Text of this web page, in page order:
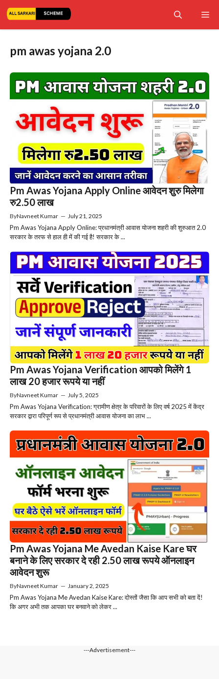
pm awas yojana 2.0
Pm Awas Yojana Apply Online आवेदन शुरु मिलेगा
रु2.50 लाख
ByNavneet Kumar — July 21, 2025
Pm Awas Yojana Apply Online: प्रधानमंत्री आवास योजना शहरी की शुरुआत 2.0
सरकार के तरफ से हाल ही में की गई है! सरकार के ...
Pm Awas Yojana Verification आपको मिलेंगे 1
लाख 20 हजार रूपये या नहीं
ByNavneet Kumar — July 5, 2025
Pm Awas Yojana Verification: ग्रामीण क्षेत्र के परिवारों के लिए वर्ष 2025 में केंद्र
सरकार द्वारा परिपूर्ण रूप से प्रधानमंत्री आवास योजना का लाभ ...
Pm Awas Yojana Me Avedan Kaise Kare घर
बनाने के लिए सरकार दे रही 2.50 लाख रूपये ऑनलाइन
आवेदन शुरू
ByNavneet Kumar — January 2, 2025
Pm Awas Yojana Me Avedan Kaise Kare: दोस्तों जैसा कि आप सभी को बता दें!
कि अगर अभी तक आपका घर बनवाने को लेकर ...
---Advertisement---